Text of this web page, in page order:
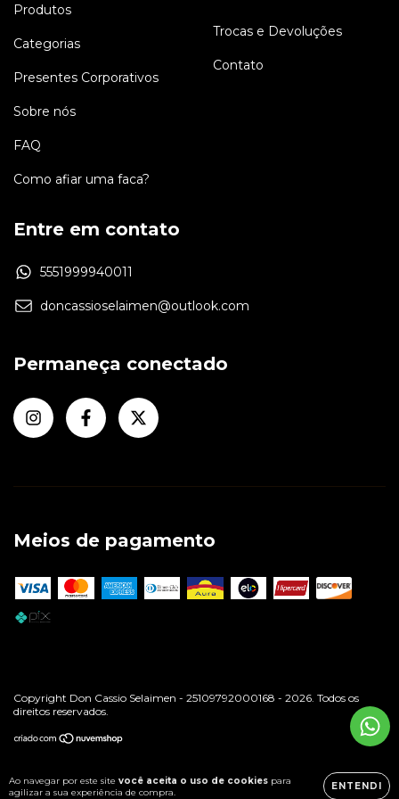
Ao navegar por este site você aceita o uso de cookies para
agilizar a sua experiência de compra.
ENTENDI
Produtos
Categorias
Presentes Corporativos
Sobre nós
FAQ
Como afiar uma faca?
Trocas e Devoluções
Contato
Entre em contato
5551999940011
doncassioselaimen@outlook.com
Permaneça conectado
Meios de pagamento
Copyright Don Cassio Selaimen - 25109792000168 - 2026. Todos os
direitos reservados.